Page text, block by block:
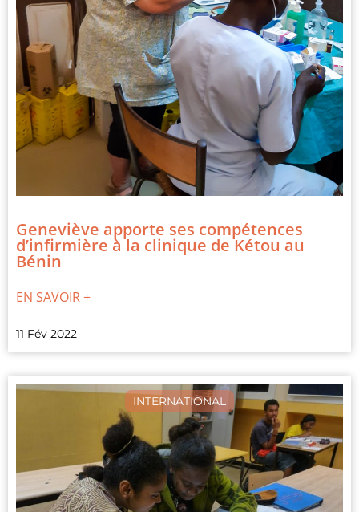
Geneviève apporte ses compétences
d’infirmière à la clinique de Kétou au
Bénin
EN SAVOIR +
11 Fév 2022
INTERNATIONAL